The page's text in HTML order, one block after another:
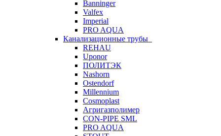
Banninger
Valfex
Imperial
PRO AQUA
Канализационные трубы
REHAU
Uponor
ПОЛИТЭК
Nashorn
Ostendorf
Millennium
Cosmoplast
Агригазполимер
CON-PIPE SML
PRO AQUA